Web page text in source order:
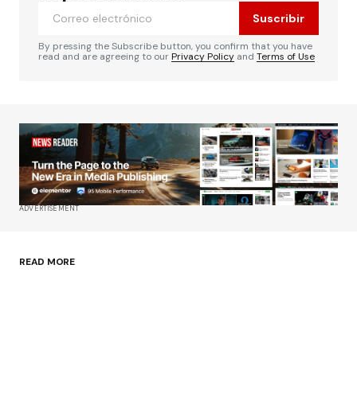
Suscribir
By pressing the Subscribe button, you confirm that you have
read and are agreeing to ourPrivacy Policy and Terms of Use
ADVERTISEMENT
READ MORE